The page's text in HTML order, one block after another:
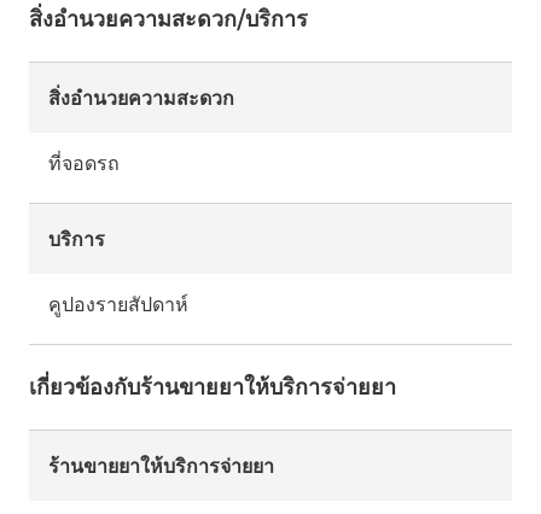
สิ่งอำนวยความสะดวก/บริการ
สิ่งอำนวยความสะดวก
ที่จอดรถ
บริการ
คูปองรายสัปดาห์
เกี่ยวข้องกับร้านขายยาให้บริการจ่ายยา
ร้านขายยาให้บริการจ่ายยา